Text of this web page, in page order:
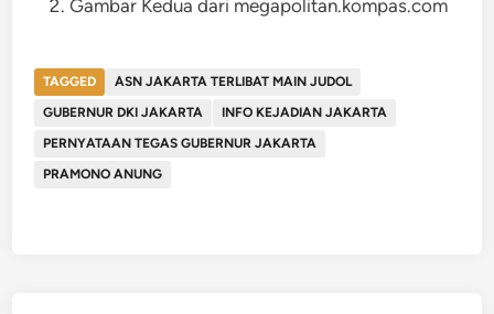
Gambar Kedua dari megapolitan.kompas.com
TAGGED
ASN JAKARTA TERLIBAT MAIN JUDOL
GUBERNUR DKI JAKARTA
INFO KEJADIAN JAKARTA
PERNYATAAN TEGAS GUBERNUR JAKARTA
PRAMONO ANUNG